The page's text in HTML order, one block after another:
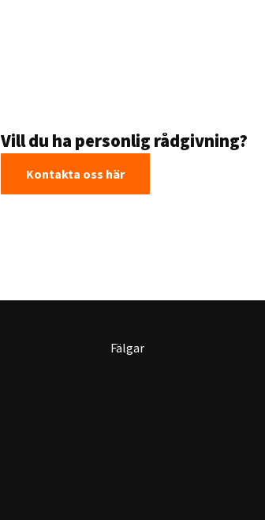
Vill du ha personlig rådgivning?
Kontakta oss här
Fälgar